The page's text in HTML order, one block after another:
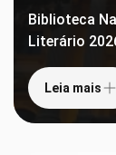
Biblioteca
Literário
Leia mais